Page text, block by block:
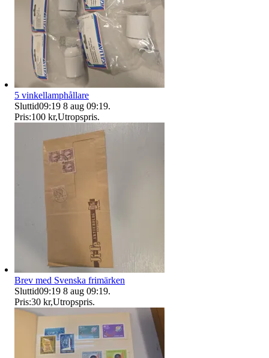
5 vinkellamphållare
Sluttid09:19 8 aug 09:19.
Pris:100 kr,Utropspris.
Brev med Svenska frimärken
Sluttid09:19 8 aug 09:19.
Pris:30 kr,Utropspris.